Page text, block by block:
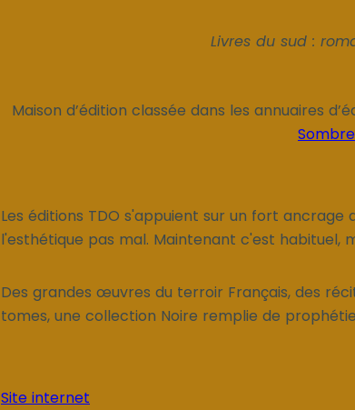
Livres du sud :
Maison d’édition classée dans les annuaires
Sombre
Les éditions TDO s'appuient sur un fort ancrage
l'esthétique pas mal. Maintenant c'est habituel,
Des grandes œuvres du terroir Français, des
tomes, une collection Noire remplie de
Site internet